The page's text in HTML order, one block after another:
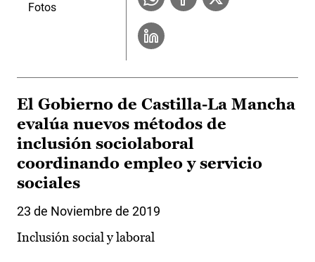
Fotos
El Gobierno de Castilla-La Mancha
evalúa nuevos métodos de
inclusión sociolaboral
coordinando empleo y servicio
sociales
23 de Noviembre de 2019
Inclusión social y laboral